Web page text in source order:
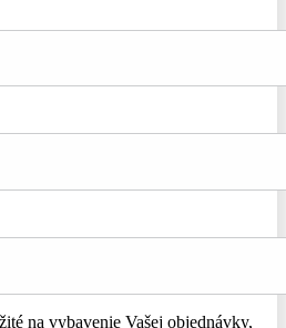
na vybavenie Vašej objednávky,